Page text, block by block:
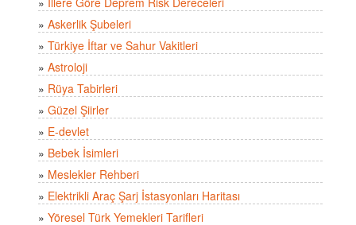
» Askerlik Şubeleri
» Türkiye İftar ve Sahur Vakitleri
» Astroloji
» Rüya Tabirleri
» Güzel Şiirler
» E-devlet
» Bebek İsimleri
» Meslekler Rehberi
» Elektrikli Araç Şarj İstasyonları Haritası
» Yöresel Türk Yemekleri Tarifleri